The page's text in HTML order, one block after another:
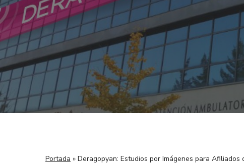
Portada » Deragopyan: Estudios por Imágenes para Afiliados